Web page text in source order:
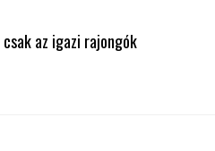
az igazi rajongók